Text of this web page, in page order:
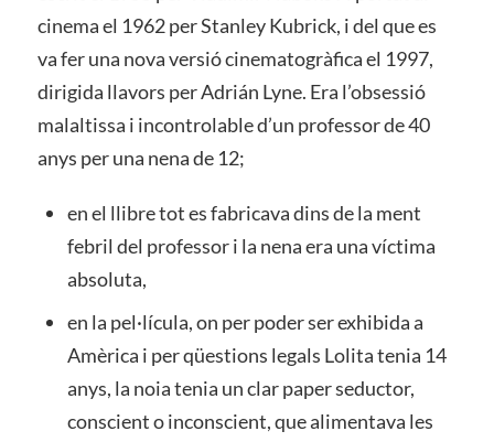
cinema el 1962 per Stanley Kubrick, i del que es
va fer una nova versió cinematogràfica el 1997,
dirigida llavors per Adrián Lyne. Era l’obsessió
malaltissa i incontrolable d’un professor de 40
anys per una nena de 12;
en el llibre tot es fabricava dins de la ment
febril del professor i la nena era una víctima
absoluta,
en la pel·lícula, on per poder ser exhibida a
Amèrica i per qüestions legals Lolita tenia 14
anys, la noia tenia un clar paper seductor,
conscient o inconscient, que alimentava les